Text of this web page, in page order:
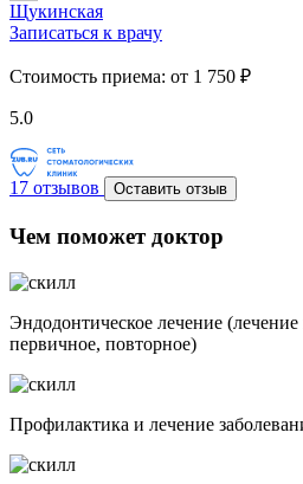
Щукинская
Записаться к врачу
Стоимость приема: от 1 750 ₽
5.0
17 отзывов Оставить отзыв
Чем поможет доктор
Эндодонтическое лечение
первичное, повторное)
Профилактика и лечение